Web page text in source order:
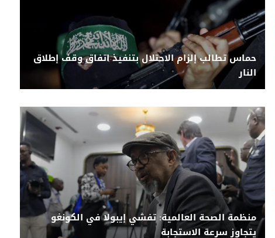
حماس تطالب إلزام الاحتلال بتنفيذ اتفاق وقف إطلاق
النار
منظمة الصحة العالمية: تفشي إيبولا في الكونغو
يتجاوز سرعة الاستجابة